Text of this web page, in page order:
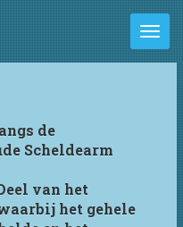
de
Scheldearm
van het
het gehele